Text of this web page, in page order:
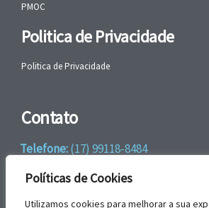
Políticas de Cookies
Utilizamos cookies para melhorar a sua
PMOC
Politica de Privacidade
Politica de Privacidade
Contato
Telefone:(17) 99118-8484
WhatsApp:+55 (17) 99118-8484
email: